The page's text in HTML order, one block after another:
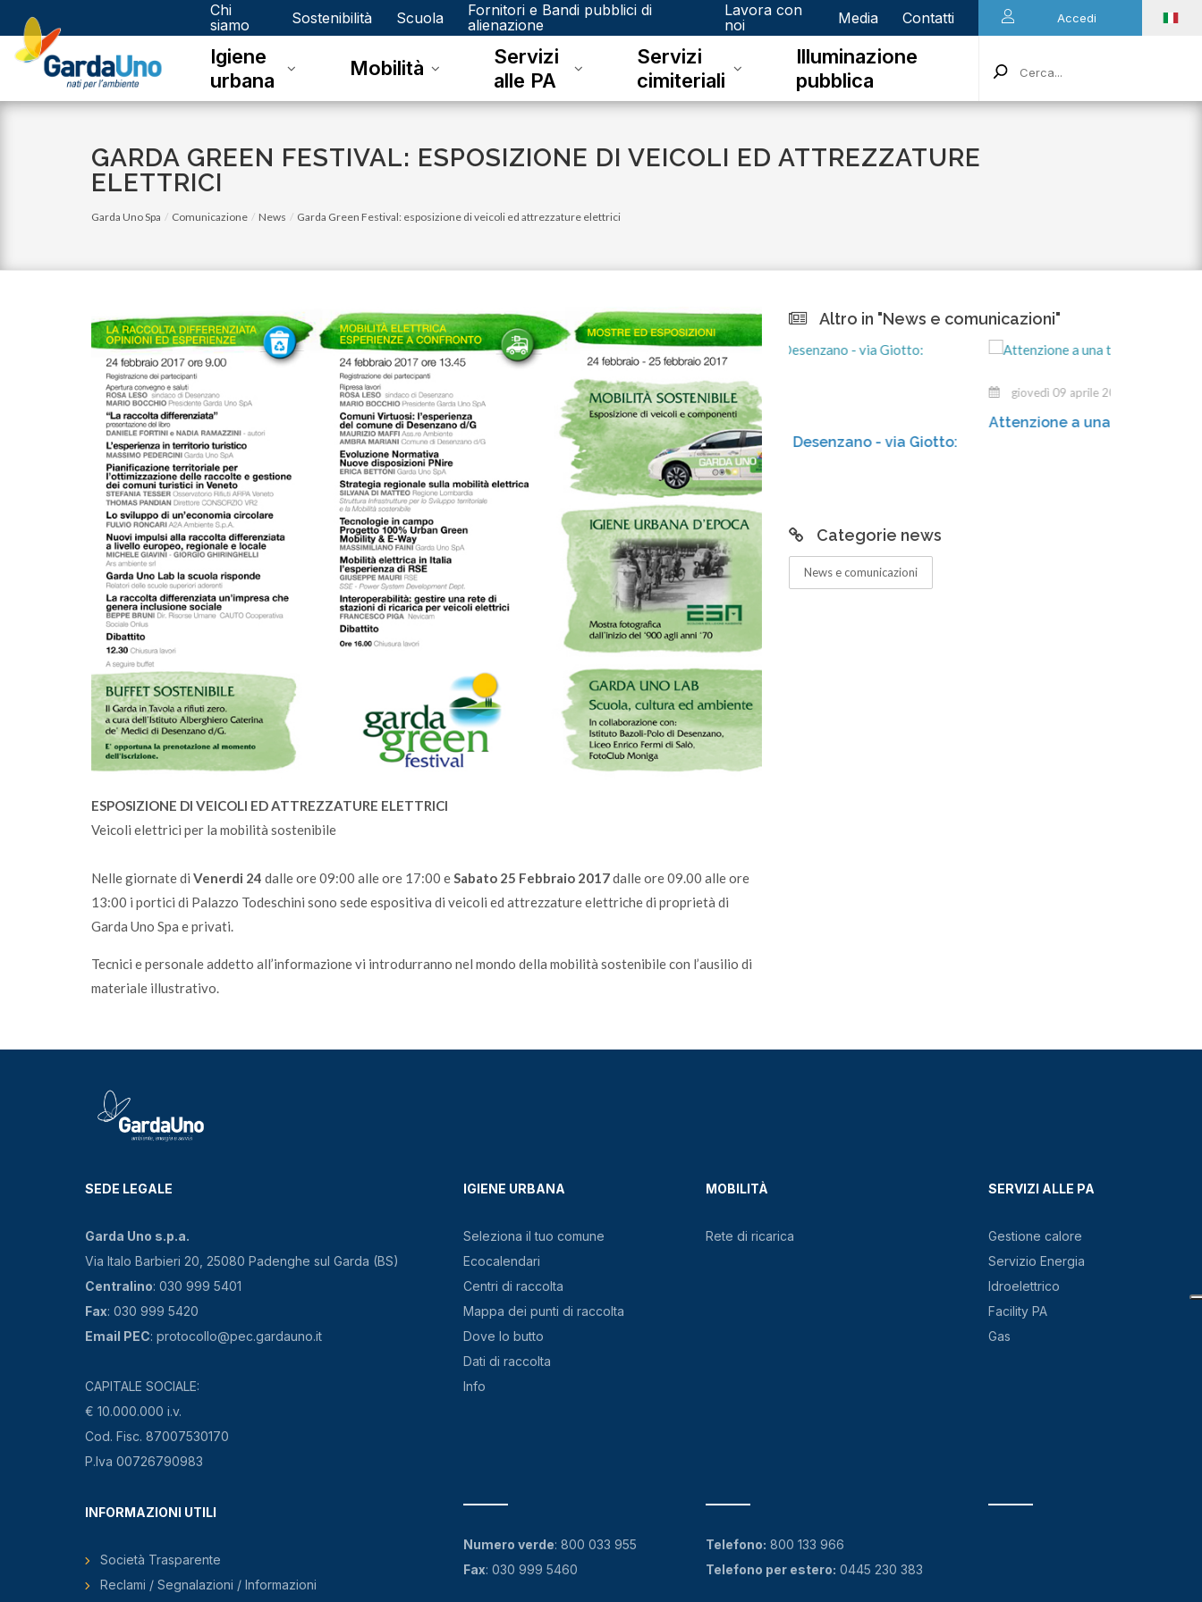
Gardauno
Spa
Chi
siamo
Sostenibilità Scuola
Fornitori e Bandi pubblici di
alienazione
Lavora con
noi
Media Contatti Accedi
Igiene
urbana
Mobilità
Servizi
alle PA
Servizi
cimiteriali
Illuminazione
pubblica
GARDA GREEN FESTIVAL: ESPOSIZIONE DI VEICOLI ED ATTREZZATURE
ELETTRICI
Garda Uno Spa Comunicazione News Garda Green Festival: esposizione di veicoli ed attrezzature elettrici
ESPOSIZIONE DI VEICOLI ED ATTREZZATURE ELETTRICI
Veicoli elettrici per la mobilità sostenibile
Nelle giornate di Venerdi 24 dalle ore 09:00 alle ore 17:00 eSabato 25 Febbraio 2017dalle ore 09.00 alle ore
13:00 i portici di Palazzo Todeschini sono sede espositiva di veicoli ed attrezzature elettriche di proprietà di
Garda Uno Spa e privati.
Tecnici e personale addetto all’informazione vi introdurranno nel mondo della mobilità sostenibile con l’ausilio di
materiale illustrativo.
Altro in "News e comunicazioni"
il conferimento
lunedì 05 gennaio 2026
Sono online gli ecocalendari 2026: scaricali e
fai la differenza, ogni giorno
lunedì 08 giugno 2026
Centro di Raccolta di Desenzano - via Giotto:
chiusura per lavori
giovedì 09 aprile 2026
Attenzione a una truffa in atto!
Categorie news
News e comunicazioni
SEDE LEGALE
Garda Uno s.p.a.
Via Italo Barbieri 20, 25080 Padenghe sul Garda (BS)
Centralino: 030 999 5401
Fax: 030 999 5420
Email PEC: protocollo@pec.gardauno.it
CAPITALE SOCIALE:
€ 10.000.000 i.v.
Cod. Fisc. 87007530170
P.Iva 00726790983
IGIENE URBANA
Seleziona il tuo comune
Ecocalendari
Centri di raccolta
Mappa dei punti di raccolta
Dove lo butto
Dati di raccolta
Info
MOBILITÀ
Rete di ricarica
SERVIZI ALLE PA
Gestione calore
Servizio Energia
Idroelettrico
Facility PA
Gas
INFORMAZIONI UTILI
Società Trasparente
Reclami / Segnalazioni / Informazioni
Numero verde:800 033 955
Fax: 030 999 5460
Telefono: 800 133 966
Telefono per estero: 0445 230 383